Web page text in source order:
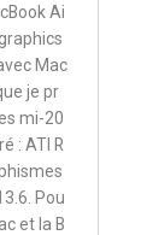
Ai
Mac
je pr
mi-20
: ATI R
Pou
et la B